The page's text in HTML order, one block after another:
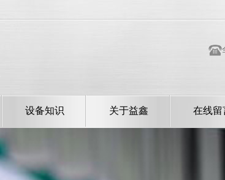
设备知识
行业新闻
关于益鑫 在线留